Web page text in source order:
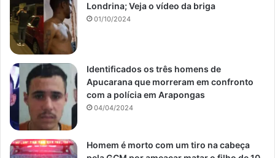
Londrina; Veja o vídeo da briga
01/10/2024
Identificados os três homens de
Apucarana que morreram em confronto
com a polícia em Arapongas
04/04/2024
Homem é morto com um tiro na cabeça